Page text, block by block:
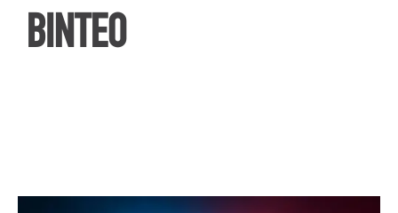
ΒΙΝΤΕΟ